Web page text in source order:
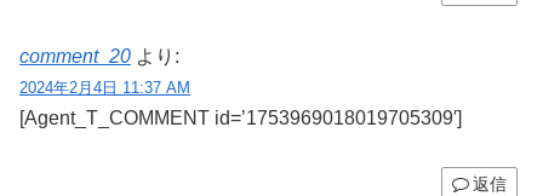
comment_20 より:
2024年2月4日 11:37 AM
[Agent_T_COMMENT id=’1753969018019705309′]
返信